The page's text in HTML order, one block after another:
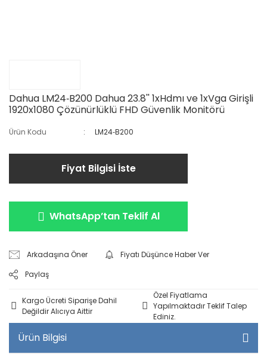
Dahua LM24‐B200 Dahua 23.8'' 1xHdmı ve 1xVga Girişli
1920x1080 Çözünürlüklü FHD Güvenlik Monitörü
Ürün Kodu LM24‐B200
Fiyat Bilgisi İste
WhatsApp’tan Teklif Al
Arkadaşına Öner
Fiyatı Düşünce Haber Ver
Paylaş
Kargo Ücreti Siparişe Dahil
Değildir Alıcıya Aittir
Özel Fiyatlama
Yapılmaktadır Teklif Talep
Ediniz.
Ürün Bilgisi